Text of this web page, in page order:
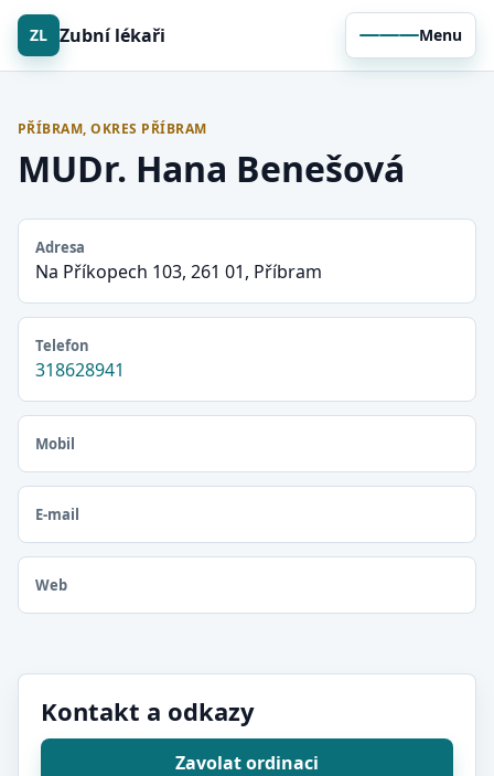
ZL Zubní lékaři Menu
PŘÍBRAM, OKRES PŘÍBRAM
MUDr. Hana Benešová
Adresa
Na Příkopech 103, 261 01, Příbram
Telefon
318628941
Mobil
E-mail
Web
Kontakt a odkazy
Zavolat ordinaci